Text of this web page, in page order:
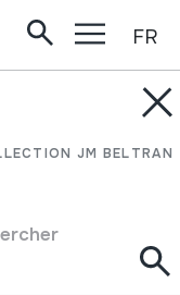
JM BELTRAN
FR
idatzirik